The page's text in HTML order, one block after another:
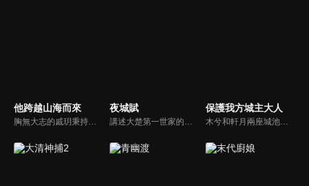
他跨越山海而來 夜城賦 保護我方城主大人
木兮和軒月兩座城池世代交惡，試圖吞併彼此。木兮城老城主只得一女葉昭南。老城主便秘密隱藏了女兒的性別，從小命昭南女扮男裝，即便繼承了城主，也始終以男兒身示人。一次意外，葉昭南墜崖，陰差陽錯，遇到了軒月城城主柳軒冥，從此開啟了一段奇妙的命運。